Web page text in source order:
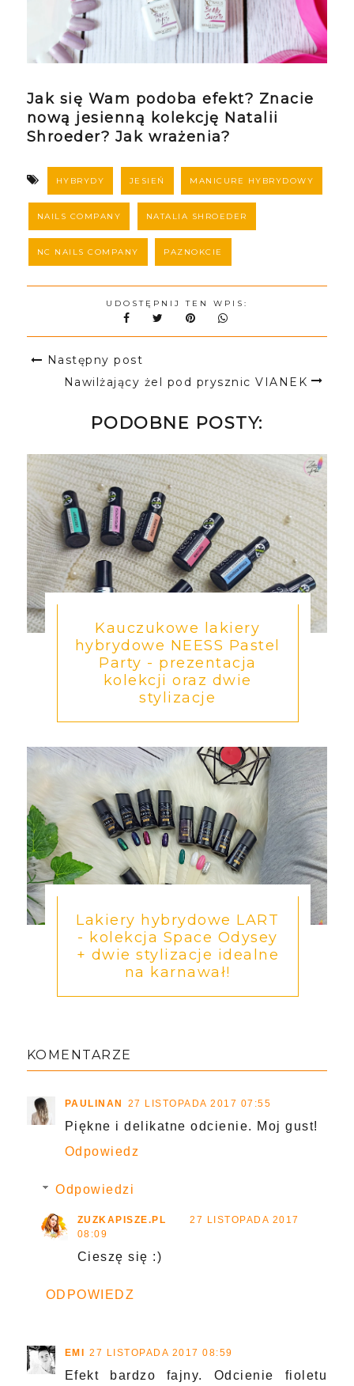
Jak się Wam podoba efekt? Znacie
nową jesienną kolekcję Natalii
Shroeder? Jak wrażenia?
HYBRYDY JESIEŃ MANICURE HYBRYDOWY
NAILS COMPANY NATALIA SHROEDER
NC NAILS COMPANY PAZNOKCIE
UDOSTĘPNIJ TEN WPIS:
Następny post
Nawilżający żel pod prysznic VIANEK
PODOBNE POSTY:
Kauczukowe lakiery
hybrydowe NEESS Pastel
Party - prezentacja
kolekcji oraz dwie
stylizacje
Lakiery hybrydowe LART
- kolekcja Space Odysey
+ dwie stylizacje idealne
na karnawał!
KOMENTARZE
PAULINAN 27 LISTOPADA 2017 07:55
Piękne i delikatne odcienie. Moj gust!
Odpowiedz
Odpowiedzi
ZUZKAPISZE.PL
27 LISTOPADA 2017
08:09
Cieszę się :)
ODPOWIEDZ
EMI 27 LISTOPADA 2017 08:59
Efekt bardzo fajny. Odcienie fioletu